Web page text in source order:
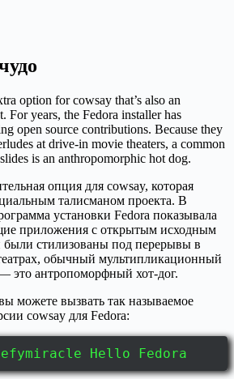
option for cowsay that’s also an
For years, the Fedora installer has
open source contributions. Because they
at drive-in movie theaters, a common
is an anthropomorphic hot dog.
опция для cowsay, которая
талисманом проекта. В
установки Fedora показывала
приложения с открытым исходным
были стилизованы под перерывы в
обычный мультипликационный
это антропоморфный хот-дог.
можете вызвать так называемое
cowsay для Fedora:
Hello Fedora